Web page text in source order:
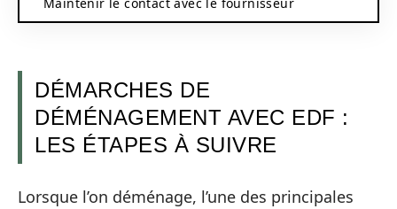
DÉMARCHES DE
DÉMÉNAGEMENT AVEC EDF :
LES ÉTAPES À SUIVRE
Lorsque l’on déménage, l’une des principales